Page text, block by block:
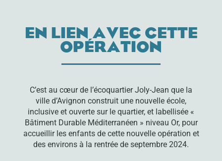
EN LIEN AVEC CETTE
OPÉRATION
C’est au cœur de l’écoquartier Joly-Jean que la
ville d’Avignon construit une nouvelle école,
inclusive et ouverte sur le quartier, et labellisée «
Bâtiment Durable Méditerranéen » niveau Or, pour
accueillir les enfants de cette nouvelle opération et
des environs à la rentrée de septembre 2024.